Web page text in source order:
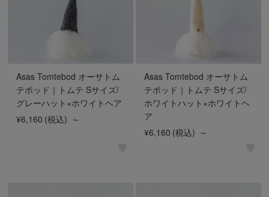
Asas Tomtebod オーサトム
テボッド｜トムテ Sサイズ/
グレーハット×ホワイトヘア
¥6,160 (税込) ～
Asas Tomtebod オーサトム
テボッド｜トムテ Sサイズ/
ホワイトハット×ホワイトヘ
ア
¥6,160 (税込) ～